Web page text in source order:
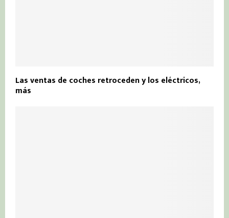
Las ventas de coches retroceden y los eléctricos,
más